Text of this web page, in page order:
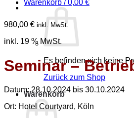
Warenkorb /0,00 €
Es befinden sich keine
Zurück zum Shop
Warenkorb
980,00 € inkl. MwSt.
inkl. 19 % MwSt.
Seminar –
Datum: 28.10.2024 bis 30.10.2024
Ort: Hotel Courtyard, Köln